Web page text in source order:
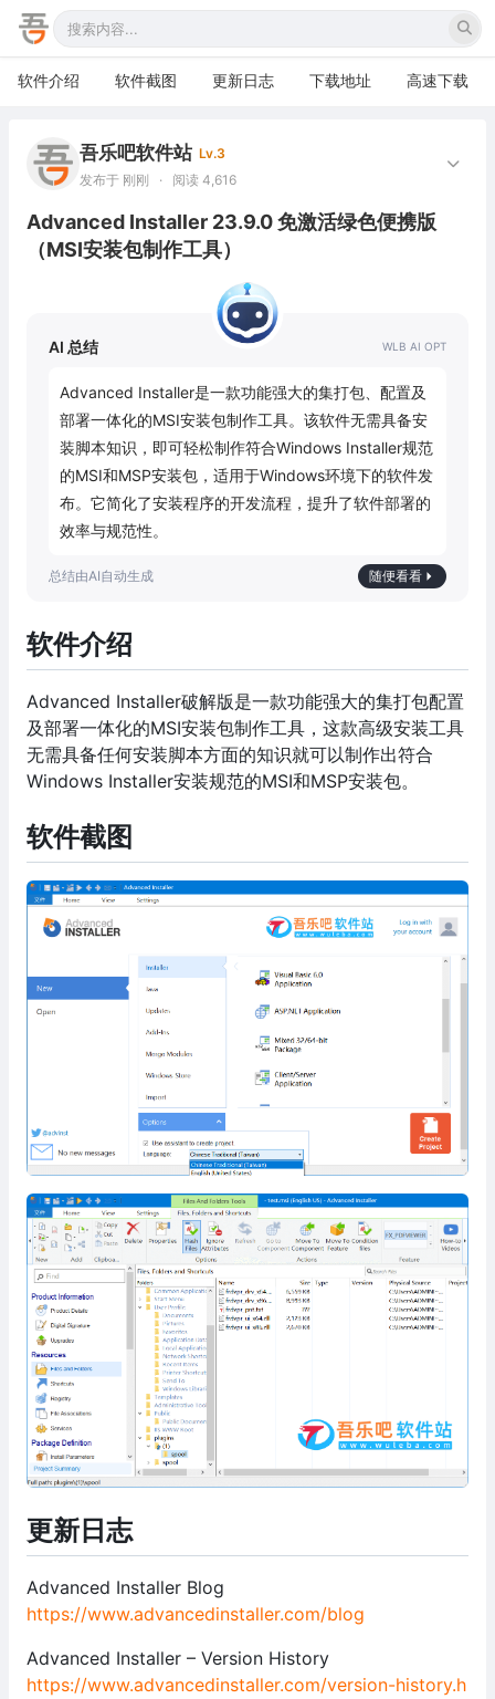
软件介绍 软件截图 更新日志 下载地址 高速下载
吾乐吧软件站 Lv.3
发布于 刚刚
· 阅读 4,616
Advanced Installer 23.9.0 免激活绿色便携版
（MSI安装包制作工具）
AI 总结
Advanced Installer是一款功能强大的集打包、配置及
部署一体化的MSI安装包制作工具。该软件无需具备安
装脚本知识，即可轻松制作符合Windows Installer规范
的MSI和MSP安装包，适用于Windows环境下的软件发
布。它简化了安装程序的开发流程，提升了软件部署的
效率与规范性。
随便看看
软件介绍
Advanced Installer破解版是一款功能强大的集打包配置
及部署一体化的MSI安装包制作工具，这款高级安装工具
无需具备任何安装脚本方面的知识就可以制作出符合
Windows Installer安装规范的MSI和MSP安装包。
软件截图
更新日志
Advanced Installer Blog
https://www.advancedinstaller.com/blog
Advanced Installer – Version History
https://www.advancedinstaller.com/version-history.h